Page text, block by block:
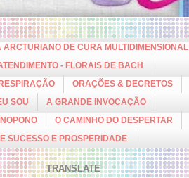
ARCTURIANO DE CURA MULTIDIMENSIONAL
- FLORAIS DE BACH
RESPIRAÇÃO ORAÇÕES & DECRETOS
SOU
A GRANDE INVOCAÇÃO
O CAMINHO DO DESPERTAR
SUCESSO E PROSPERIDADE
TRANSLATE